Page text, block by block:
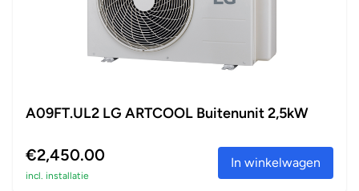
A09FT.UL2 LG ARTCOOL Buitenunit 2,5kW
€2,450.00
incl. installatie
In winkelwagen